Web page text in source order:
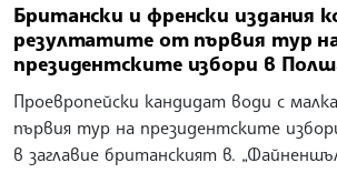
Британски и френски издания
резултатите от първия тур
президентските избори в
Проевропейски кандидат води с
първия тур на президентските
в заглавие британският в.